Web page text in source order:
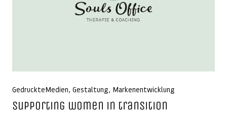
GedruckteMedien, Gestaltung, Markenentwicklung
Supporting women in transition